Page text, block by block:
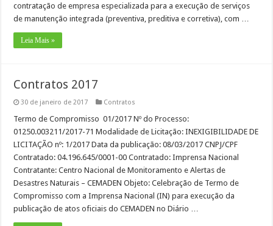
contratação de empresa especializada para a execução de serviços
de manutenção integrada (preventiva, preditiva e corretiva), com …
Leia Mais »
Contratos 2017
30 de janeiro de 2017 Contratos
Termo de Compromisso 01/2017 Nº do Processo:
01250.003211/2017-71 Modalidade de Licitação: INEXIGIBILIDADE DE
LICITAÇÃO nº: 1/2017 Data da publicação: 08/03/2017 CNPJ/CPF
Contratado: 04.196.645/0001-00 Contratado: Imprensa Nacional
Contratante: Centro Nacional de Monitoramento e Alertas de
Desastres Naturais – CEMADEN Objeto: Celebração de Termo de
Compromisso com a Imprensa Nacional (IN) para execução da
publicação de atos oficiais do CEMADEN no Diário …